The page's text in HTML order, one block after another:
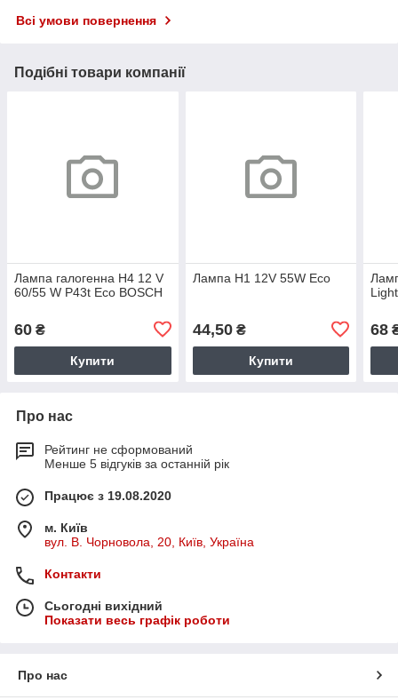
Всі умови повернення
Подібні товари компанії
Лампа галогенна H4 12 V
60/55 W P43t Eco BOSCH
60 ₴
Купити
Лампа H1 12V 55W Eco
44,50₴
Купити
68
Про нас
Рейтинг не сформований
Менше 5 відгуків за останній рік
Працює з 19.08.2020
м. Київ
вул. В. Чорновола, 20, Київ, Україна
Контакти
Сьогодні вихідний
Показати весь графік роботи
Про нас